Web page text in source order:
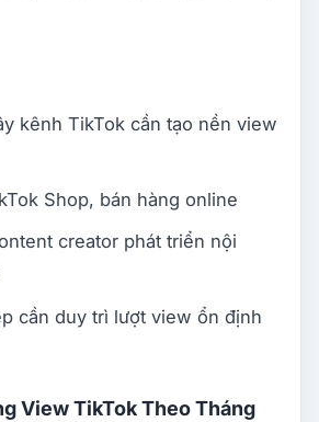
kênh TikTok cần tạo nền view
Shop, bán hàng online
creator phát triển nội
cần duy trì lượt view ổn định
View TikTok Theo Tháng